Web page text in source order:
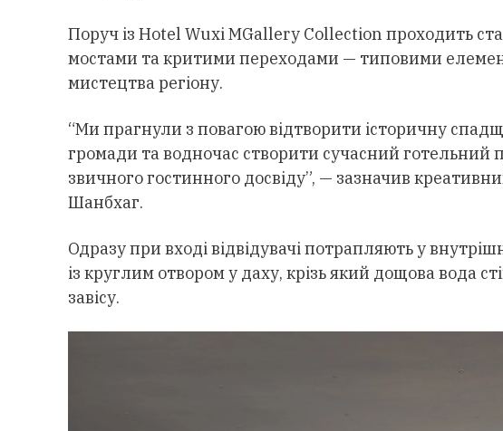
Поруч із Hotel Wuxi MGallery Collection проходить
мостами та критими переходами — типовими
мистецтва регіону.
“Ми прагнули з повагою відтворити історичну
громади та водночас створити сучасний готельний
звичного гостинного досвіду”, — зазначив
Шанбхаг.
Одразу при вході відвідувачі потрапляють у
із круглим отвором у даху, крізь який дощова вода
завісу.